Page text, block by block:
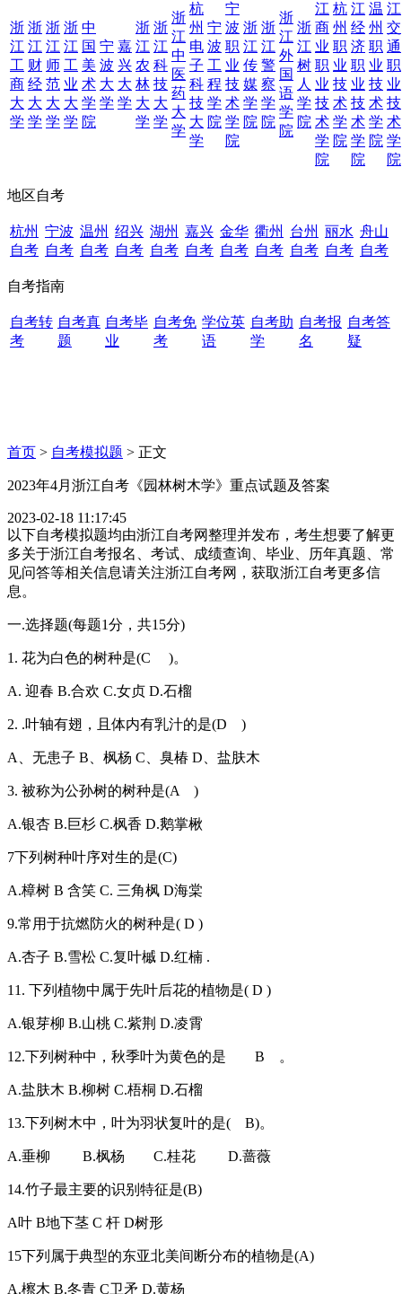
浙
江
工
商
大
学
浙
江
财
经
大
学
浙
江
师
范
大
学
浙
江
工
业
大
学
中
国
美
术
学
院
宁
波
大
学
嘉
兴
大
学
浙
江
农
林
大
学
浙
江
科
技
大
学
浙
江
中
医
药
大
学
杭
州
电
子
科
技
大
学
宁
波
工
程
学
院
宁
波
职
业
技
术
学
院
浙
江
传
媒
学
院
浙
江
警
察
学
院
浙
江
外
国
语
学
院
浙
江
树
人
学
院
江
商
业
职
业
技
术
学
院
杭
州
职
业
技
术
学
院
江
经
济
职
业
技
术
学
院
温
州
职
业
技
术
学
院
江
交
通
职
业
技
术
学
院
地区自考
杭州
自考
宁波
自考
温州
自考
绍兴
自考
湖州
自考
嘉兴
自考
金华
自考
衢州
自考
台州
自考
丽水
自考
舟山
自考
自考指南
自考转
考
自考真
题
自考毕
业
自考免
考
学位英
语
自考助
学
自考报
名
自考答
疑
首页 > 自考模拟题 > 正文
2023年4月浙江自考《园林树木学》重点试题及答案
2023-02-18 11:17:45
以下自考模拟题均由浙江自考网整理并发布，考生想要了解更
多关于浙江自考报名、考试、成绩查询、毕业、历年真题、常
见问答等相关信息请关注浙江自考网，获取浙江自考更多信
息。
一.选择题(每题1分，共15分)
1. 花为白色的树种是(C )。
A. 迎春 B.合欢 C.女贞 D.石榴
2. .叶轴有翅，且体内有乳汁的是(D )
A、无患子 B、枫杨 C、臭椿 D、盐肤木
3. 被称为公孙树的树种是(A )
A.银杏 B.巨杉 C.枫香 D.鹅掌楸
7下列树种叶序对生的是(C)
A.樟树 B 含笑 C. 三角枫 D海棠
9.常用于抗燃防火的树种是( D )
A.杏子 B.雪松 C.复叶槭 D.红楠 .
11. 下列植物中属于先叶后花的植物是( D )
A.银芽柳 B.山桃 C.紫荆 D.凌霄
12.下列树种中，秋季叶为黄色的是 B 。
A.盐肤木 B.柳树 C.梧桐 D.石榴
13.下列树木中，叶为羽状复叶的是( B)。
A.垂柳 B.枫杨 C.桂花 D.蔷薇
14.竹子最主要的识别特征是(B)
A叶 B地下茎 C 杆 D树形
15下列属于典型的东亚北美间断分布的植物是(A)
A.檫木 B.冬青 C卫矛 D.黄杨